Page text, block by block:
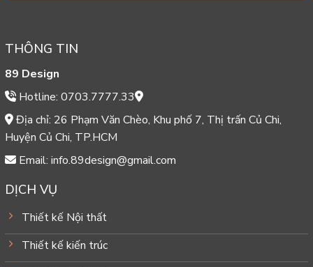
THÔNG TIN
89 Design
Hotline: 0703.7777.33
Địa chỉ: 26 Phạm Văn Chèo, Khu phố 7, Thị trấn Củ Chi,
Huyện Củ Chi, TP.HCM
Email: info.89design@gmail.com
DỊCH VỤ
Thiết kế Nội thất
Thiết kế kiến trúc